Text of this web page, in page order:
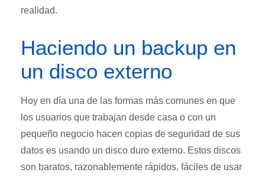
realidad.
Haciendo un backup en
un disco externo
Hoy en día una de las formas más comunes en que
los usuarios que trabajan desde casa o con un
pequeño negocio hacen copias de seguridad de sus
datos es usando un disco duro externo. Estos discos
son baratos, razonablemente rápidos, fáciles de usar